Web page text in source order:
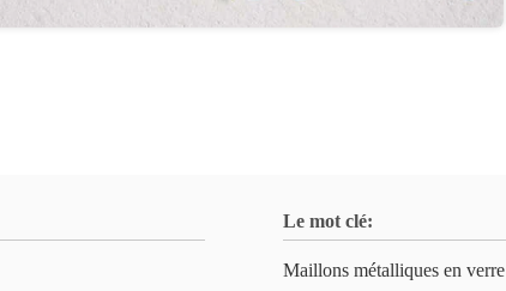
Le mot clé:
Maillons métalliques en verre